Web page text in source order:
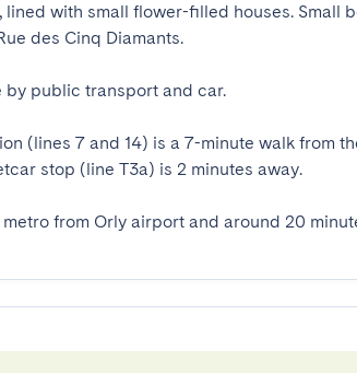
with small flower-filled houses. Small
des Cinq Diamants.
public transport and car.
(lines 7 and 14) is a 7-minute walk from
stop (line T3a) is 2 minutes away.
from Orly airport and around 20